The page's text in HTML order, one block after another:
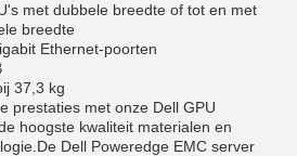
met dubbele breedte of tot en met
breedte
Ethernet-poorten
37,3 kg
prestaties met onze Dell GPU
hoogste kwaliteit materialen en
Dell Poweredge EMC server